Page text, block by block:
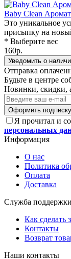
Baby Clean
Это уникальное
присыпку на
* Выберите вес
160р.
Уведомить о
Отправка
Будьте в центре
Новинки, скидки,
Оформить подписку
Я прочитал и
персональных
Информация
О нас
Политика
Оплата
Доставка
Служба поддержки
Как сделать
Контакты
Возврат
Наши контакты